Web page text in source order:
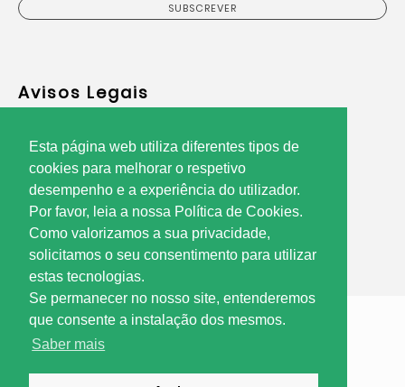
Esta página web utiliza diferentes tipos de
cookies para melhorar o respetivo
desempenho e a experiência do utilizador.
Por favor, leia a nossa Política de Cookies.
Como valorizamos a sua privacidade,
solicitamos o seu consentimento para utilizar
estas tecnologias.
Se permanecer no nosso site, entenderemos
que consente a instalação dos mesmos.
Saber mais
Avisos Legais
Termos de Utilização
Resolução Alternativa de Litígios
Utilização de Cookies
SUBSCREVER